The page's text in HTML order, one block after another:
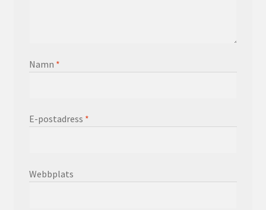
Namn *
E-postadress *
Webbplats